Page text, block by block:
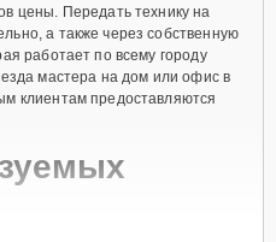
цены. Передать технику на
а также через собственную
работает по всему городу
мастера на дом или офис в
клиентам предоставляются